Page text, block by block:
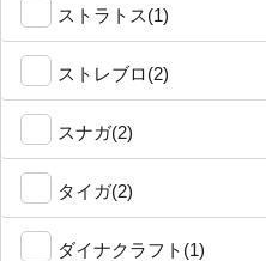
ストラトス(1)
ストレブロ(2)
スナガ(2)
タイガ(2)
ダイナクラフト(1)